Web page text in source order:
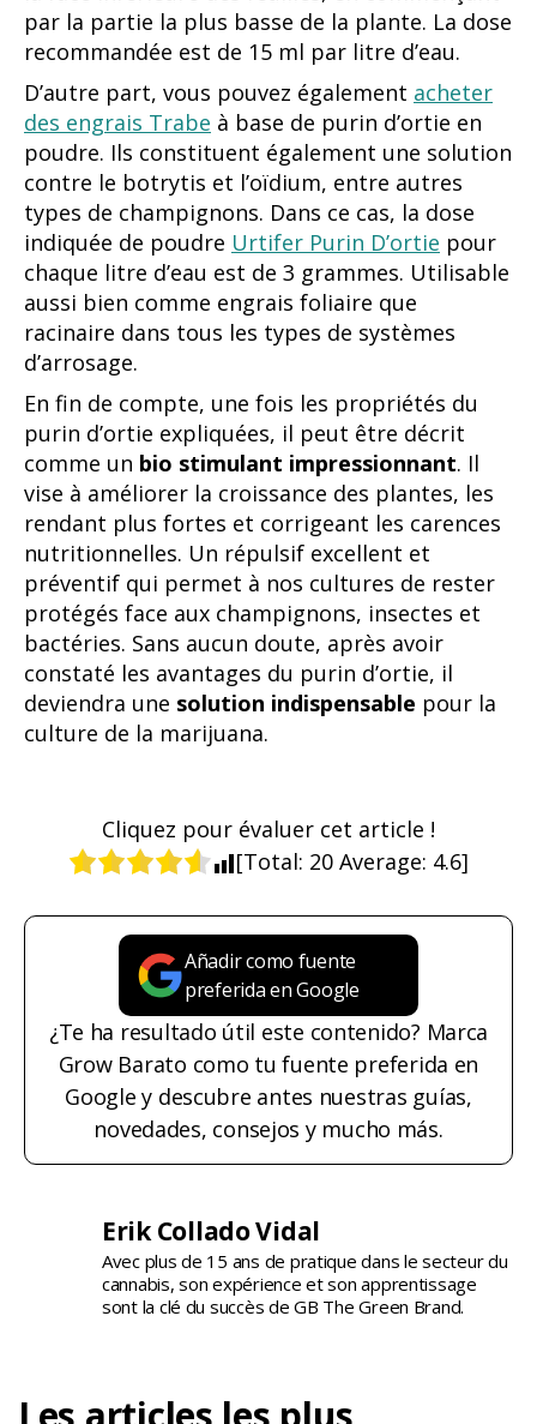
par la partie la plus basse de la plante. La dose
recommandée est de 15 ml par litre d’eau.
D’autre part, vous pouvez également acheter
des engrais Trabe à base de purin d’ortie en
poudre. Ils constituent également une solution
contre le botrytis et l’oïdium, entre autres
types de champignons. Dans ce cas, la dose
indiquée de poudre Urtifer Purin D’ortie pour
chaque litre d’eau est de 3 grammes. Utilisable
aussi bien comme engrais foliaire que
racinaire dans tous les types de systèmes
d’arrosage.
En fin de compte, une fois les propriétés du
purin d’ortie expliquées, il peut être décrit
comme un bio stimulant impressionnant. Il
vise à améliorer la croissance des plantes, les
rendant plus fortes et corrigeant les carences
nutritionnelles. Un répulsif excellent et
préventif qui permet à nos cultures de rester
protégés face aux champignons, insectes et
bactéries. Sans aucun doute, après avoir
constaté les avantages du purin d’ortie, il
deviendra une solution indispensable pour la
culture de la marijuana.
Cliquez pour évaluer cet article !
[Total: 20 Average: 4.6]
Añadir como fuente
preferida en Google
¿Te ha resultado útil este contenido? Marca
Grow Barato como tu fuente preferida en
Google y descubre antes nuestras guías,
novedades, consejos y mucho más.
Erik Collado Vidal
Avec plus de 15 ans de pratique dans le secteur du
cannabis, son expérience et son apprentissage
sont la clé du succès de GB The Green Brand.